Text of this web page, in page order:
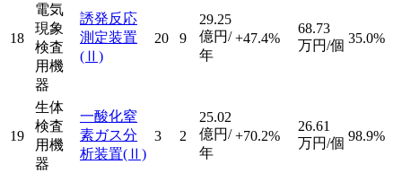
18
電気
現象
検査
用機
器
誘発反応
測定装置
(Ⅱ)
20 9
29.25
億円/
年
+47.4%
68.73
万円/個 35.0%
19
生体
検査
用機
器
一酸化窒
素ガス分
析装置(Ⅱ)
3 2
25.02
億円/
年
+70.2%
26.61
万円/個 98.9%